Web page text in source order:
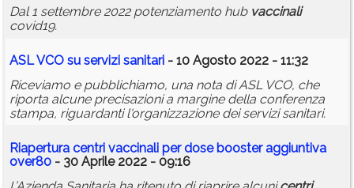
Dal 1 settembre 2022 potenziamento hub vaccinali
covid19.
ASL VCO su servizi sanitari - 10 Agosto 2022 - 11:32
Riceviamo e pubblichiamo, una nota di ASL VCO, che
riporta alcune precisazioni a margine della conferenza
stampa, riguardanti l'organizzazione dei servizi sanitari.
Riapertura centri vaccinali per dose booster aggiuntiva
over80 - 30 Aprile 2022 - 09:16